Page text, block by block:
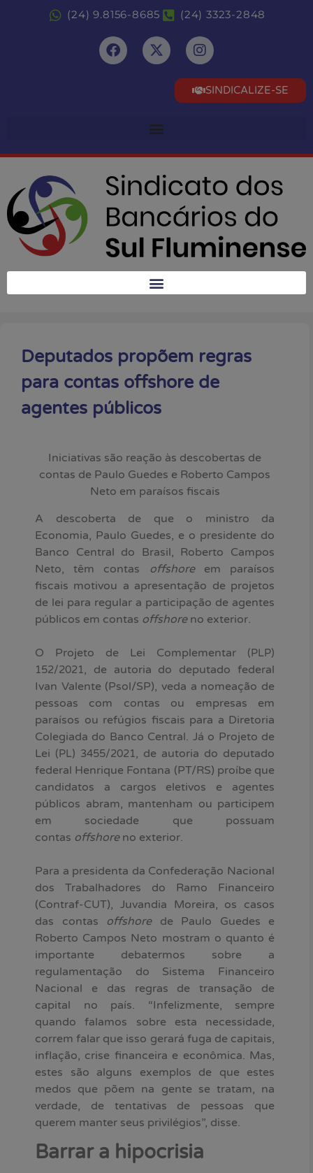
(24) 9.8156-8685 (24) 3323-2848
SINDICALIZE-SE
Deputados propõem regras
para contas offshore de
agentes públicos
Iniciativas são reação às descobertas de
contas de Paulo Guedes e Roberto Campos
Neto em paraísos fiscais
A descoberta de que o ministro da
Economia, Paulo Guedes, e o presidente do
Banco Central do Brasil, Roberto Campos
Neto, têm contas
offshoreem paraísos
fiscais motivou a apresentação de projetos
de lei para regular a participação de agentes
públicos em contas offshoreno exterior.
O Projeto de Lei Complementar
(PLP)
152/2021 , de autoria do deputado federal
Ivan Valente (Psol/SP), veda a nomeação de
pessoas com contas ou empresas em
paraísos ou refúgios fiscais para a Diretoria
Colegiada do Banco Central. Já o Projeto de
Lei (PL) 3455/2021 , de autoria do deputado
federal Henrique Fontana (PT/RS) proíbe que
candidatos a cargos eletivos e agentes
públicos abram, mantenham ou participem
em sociedade que possuam
contas offshoreno exterior.
Para a presidenta da Confederação Nacional
dos Trabalhadores do Ramo Financeiro
(Contraf-CUT), Juvandia Moreira, os casos
das contas offshorede Paulo Guedes e
Roberto Campos Neto mostram o quanto é
importante debatermos sobre a
regulamentação do Sistema Financeiro
Nacional e das regras de transação de
capital no país. “Infelizmente, sempre
quando falamos sobre esta necessidade,
correm falar que isso gerará fuga de capitais,
inflação, crise financeira e econômica. Mas,
estes são alguns exemplos de que estes
medos que põem na gente se tratam, na
verdade, de tentativas de pessoas que
querem manter seus privilégios”, disse.
Barrar a hipocrisia